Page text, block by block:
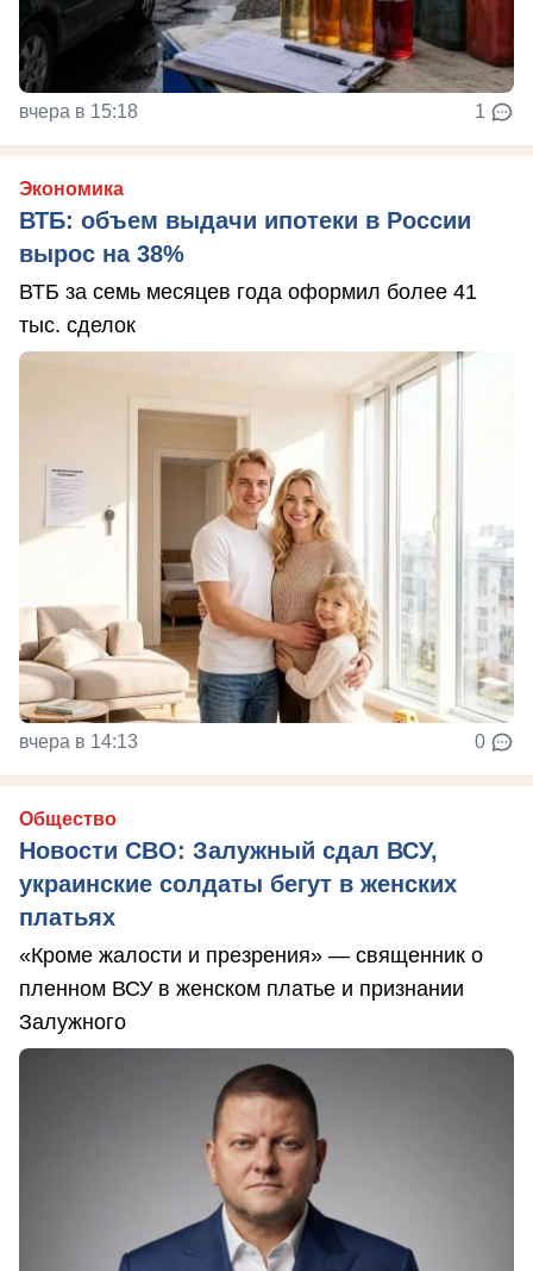
вчера в 15:18 1
Экономика
ВТБ: объем выдачи ипотеки в России
вырос на 38%
ВТБ за семь месяцев года оформил более 41
тыс. сделок
вчера в 14:13 0
Общество
Новости СВО: Залужный сдал ВСУ,
украинские солдаты бегут в женских
платьях
«Кроме жалости и презрения» — священник о
пленном ВСУ в женском платье и признании
Залужного